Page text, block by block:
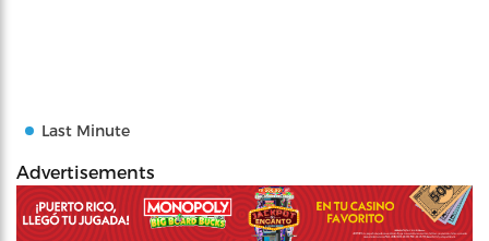
Last Minute
Advertisements